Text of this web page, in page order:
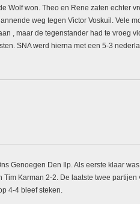
Wolf won. Theo en Rene zaten echter
weg tegen Victor Voskuil. Vele
, maar de tegenstander had te vroeg
SNA werd hierna met een 5-3
Genoegen Den Ilp. Als eerste klaar
Karman 2-2. De laatste twee
4-4 bleef steken.